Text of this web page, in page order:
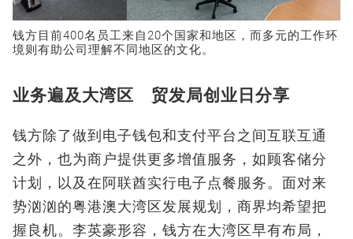
钱方目前400名员工来自20个国家和地区，而多元的工作环
境则有助公司理解不同地区的文化。
业务遍及大湾区 贸发局创业日分享
钱方除了做到电子钱包和支付平台之间互联互通
之外，也为商户提供更多增值服务，如顾客储分
计划，以及在阿联酋实行电子点餐服务。面对来
势汹汹的粤港澳大湾区发展规划，商界均希望把
握良机。李英豪形容，钱方在大湾区早有布局，